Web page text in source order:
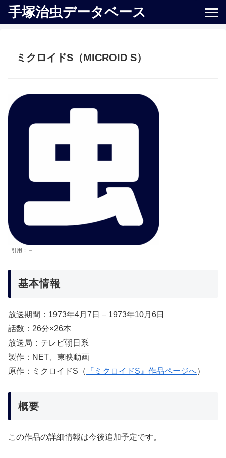
手塚治虫データベース
ミクロイドS（MICROID S）
引用：－
基本情報
放送期間：1973年4月7日 – 1973年10月6日
話数：26分×26本
放送局：テレビ朝日系
製作：NET、東映動画
原作：ミクロイドS（
『ミクロイドS』作品ページへ）
概要
この作品の詳細情報は今後追加予定です。